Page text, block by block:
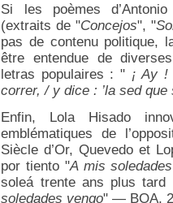
Si les poèmes
(extraits de "Concejos", "
pas de contenu politique,
être entendue de
letras populaires : " ¡ Ay
correr, / y dice : ’la sed
Enfin, Lola Hisado
emblématiques de
Siècle d’Or, Quevedo et
por tiento "A mis
soleá trente ans plus tard
soledades vengo" — BOA,